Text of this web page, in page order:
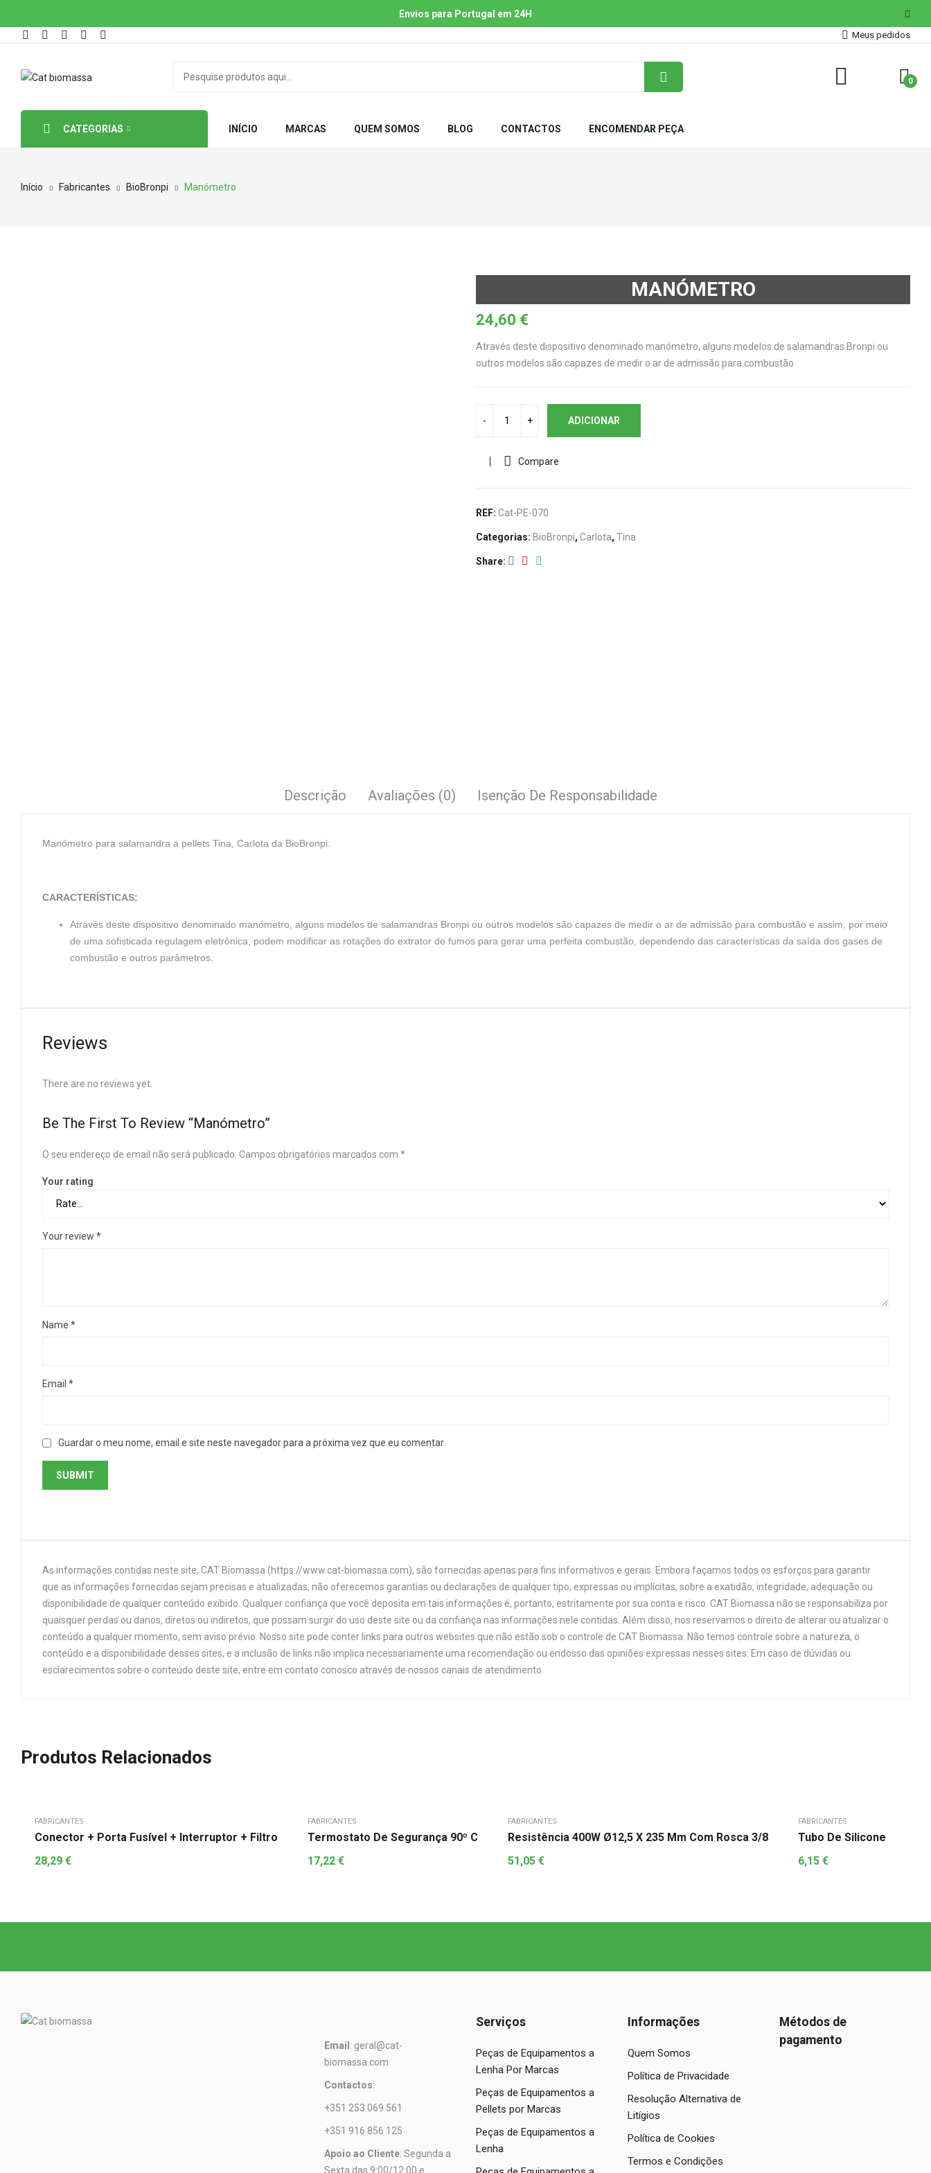
Envios para Portugal em 24H
Meus pedidos
0
CATEGORIAS INÍCIO MARCAS QUEM SOMOS BLOG CONTACTOS ENCOMENDAR PEÇA
Início Fabricantes BioBronpi Manómetro
MANÓMETRO
24,60 €
Através deste dispositivo denominado manómetro, alguns modelos de salamandras Bronpi ou
outros modelos são capazes de medir o ar de admissão para combustão
ADICIONAR
Compare
REF: Cat-PE-070
Categorias: BioBronpi, Carlota, Tina
Share
Descrição Avaliações (0) Isenção De Responsabilidade
Manómetro para salamandra a pellets Tina, Carlota da BioBronpi.
CARACTERÍSTICAS:
Através deste dispositivo denominado manómetro, alguns modelos de salamandras Bronpi ou outros modelos são capazes de medir o ar de admissão para combustão e assim, por meio
de uma sofisticada regulagem eletrônica, podem modificar as rotações do extrator de fumos para gerar uma perfeita combustão, dependendo das características da saída dos gases de
combustão e outros parâmetros.
Reviews
There are no reviews yet.
Be The First To Review “Manómetro”
O seu endereço de email não será publicado. Campos obrigatórios marcados com *
Your rating
Your review *
Name *
Email *
Guardar o meu nome, email e site neste navegador para a próxima vez que eu comentar.
As informações contidas neste site, CAT Biomassa (https://www.cat-biomassa.com), são fornecidas apenas para fins informativos e gerais. Embora façamos todos os esforços para garantir
que as informações fornecidas sejam precisas e atualizadas, não oferecemos garantias ou declarações de qualquer tipo, expressas ou implícitas, sobre a exatidão, integridade, adequação ou
disponibilidade de qualquer conteúdo exibido. Qualquer confiança que você deposita em tais informações é, portanto, estritamente por sua conta e risco. CAT Biomassa não se responsabiliza por
quaisquer perdas ou danos, diretos ou indiretos, que possam surgir do uso deste site ou da confiança nas informações nele contidas. Além disso, nos reservamos o direito de alterar ou atualizar o
conteúdo a qualquer momento, sem aviso prévio. Nosso site pode conter links para outros websites que não estão sob o controle de CAT Biomassa. Não temos controle sobre a natureza, o
conteúdo e a disponibilidade desses sites, e a inclusão de links não implica necessariamente uma recomendação ou endosso das opiniões expressas nesses sites. Em caso de dúvidas ou
esclarecimentos sobre o conteúdo deste site, entre em contato conosco através de nossos canais de atendimento.
Produtos Relacionados
FABRICANTES
Conector + Porta Fusível + Interruptor + Filtro
28,29 €
FABRICANTES
Termostato De Segurança 90º C
17,22 €
FABRICANTES
Resistência 400W Ø12,5 X 235 Mm Com Rosca 3/8
51,05 €
FABRICANTES
Tubo De Silicone
6,15 €
Email : geral@cat-
biomassa.com
Contactos:
+351 253 069 561
+351 916 856 125
Apoio ao Cliente: Segunda a
Sexta das 9:00/12:00 e
Serviços
Peças de Equipamentos a
Lenha Por Marcas
Peças de Equipamentos a
Pellets por Marcas
Peças de Equipamentos a
Lenha
Informações
Quem Somos
Política de Privacidade
Resolução Alternativa de
Litígios
Política de Cookies
Termos e Condições
Métodos de
pagamento